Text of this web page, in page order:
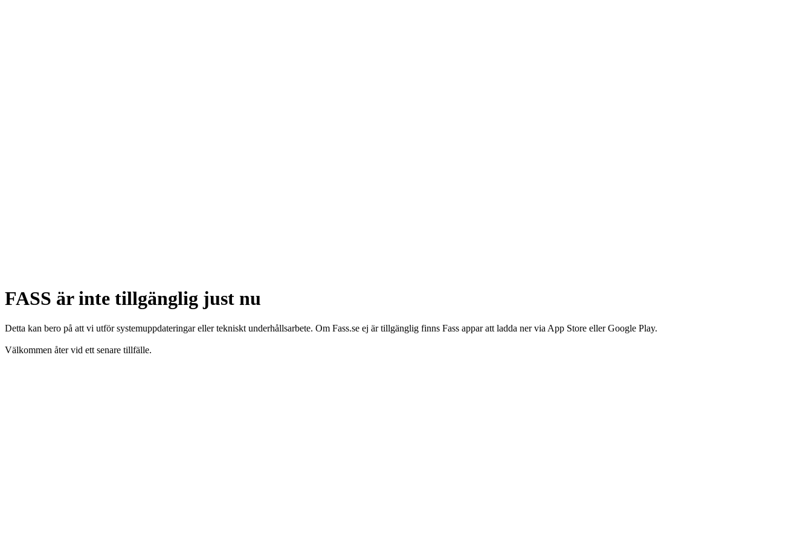
FASS är inte tillgänglig just nu
Detta kan bero på att vi utför systemuppdateringar eller tekniskt underhållsarbete. Om Fass.se ej är tillgänglig finns Fass appar att ladda ner via App Store eller Google Play.
Välkommen åter vid ett senare tillfälle.